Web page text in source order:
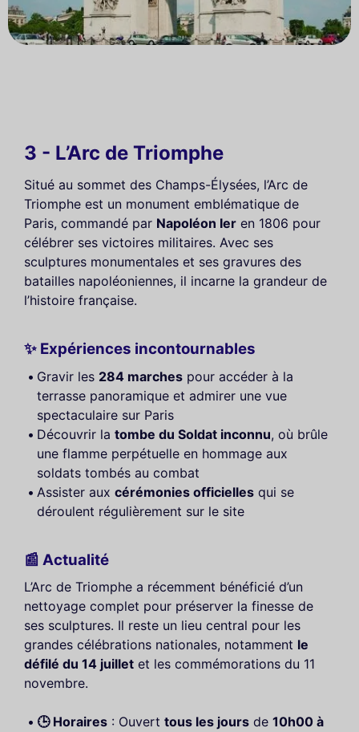
3 - L’Arc de Triomphe
Situé au sommet des Champs-Élysées, l’Arc de
Triomphe est un monument emblématique de
Paris, commandé par Napoléon Ier en 1806 pour
célébrer ses victoires militaires. Avec ses
sculptures monumentales et ses gravures des
batailles napoléoniennes, il incarne la grandeur de
l’histoire française.
✨ Expériences incontournables
Gravir les 284 marches pour accéder à la
terrasse panoramique et admirer une vue
spectaculaire sur Paris
Découvrir la tombe du Soldat inconnu, où brûle
une flamme perpétuelle en hommage aux
soldats tombés au combat
Assister aux cérémonies officielles qui se
déroulent régulièrement sur le site
📰 Actualité
L’Arc de Triomphe a récemment bénéficié d’un
nettoyage complet pour préserver la finesse de
ses sculptures. Il reste un lieu central pour les
grandes célébrations nationales, notamment le
défilé du 14 juillet et les commémorations du 11
novembre.
🕒 Horaires : Ouvert tous les jours de 10h00 à